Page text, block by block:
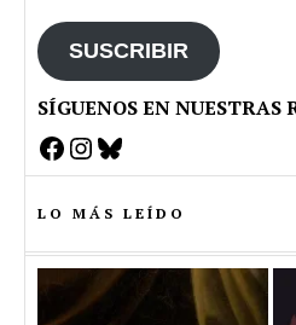
SUSCRIBIR
SÍGUENOS EN NUESTRAS
Facebook
Instagram
Bluesky
LO MÁS LEÍDO